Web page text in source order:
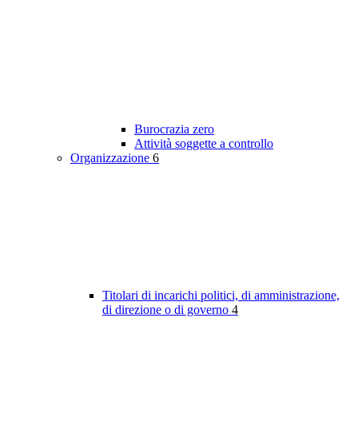
Burocrazia zero
Attività soggette a controllo
Organizzazione 6
Titolari di incarichi politici, di amministrazione,
di direzione o di governo 4